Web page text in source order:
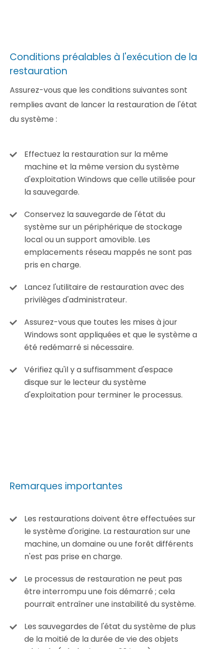
Conditions préalables à l'exécution de la
restauration
Assurez-vous que les conditions suivantes sont
remplies avant de lancer la restauration de l'état
du système :
Effectuez la restauration sur la même
machine et la même version du système
d'exploitation Windows que celle utilisée pour
la sauvegarde.
Conservez la sauvegarde de l'état du
système sur un périphérique de stockage
local ou un support amovible. Les
emplacements réseau mappés ne sont pas
pris en charge.
Lancez l'utilitaire de restauration avec des
privilèges d'administrateur.
Assurez-vous que toutes les mises à jour
Windows sont appliquées et que le système a
été redémarré si nécessaire.
Vérifiez qu'il y a suffisamment d'espace
disque sur le lecteur du système
d'exploitation pour terminer le processus.
Remarques importantes
Les restaurations doivent être effectuées sur
le système d'origine. La restauration sur une
machine, un domaine ou une forêt différents
n'est pas prise en charge.
Le processus de restauration ne peut pas
être interrompu une fois démarré ; cela
pourrait entraîner une instabilité du système.
Les sauvegardes de l'état du système de plus
de la moitié de la durée de vie des objets